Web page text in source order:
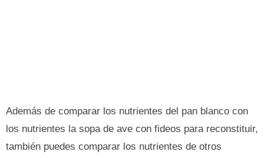
Además de comparar los nutrientes del pan blanco con
los nutrientes la sopa de ave con fideos para reconstituir,
también puedes comparar los nutrientes de otros